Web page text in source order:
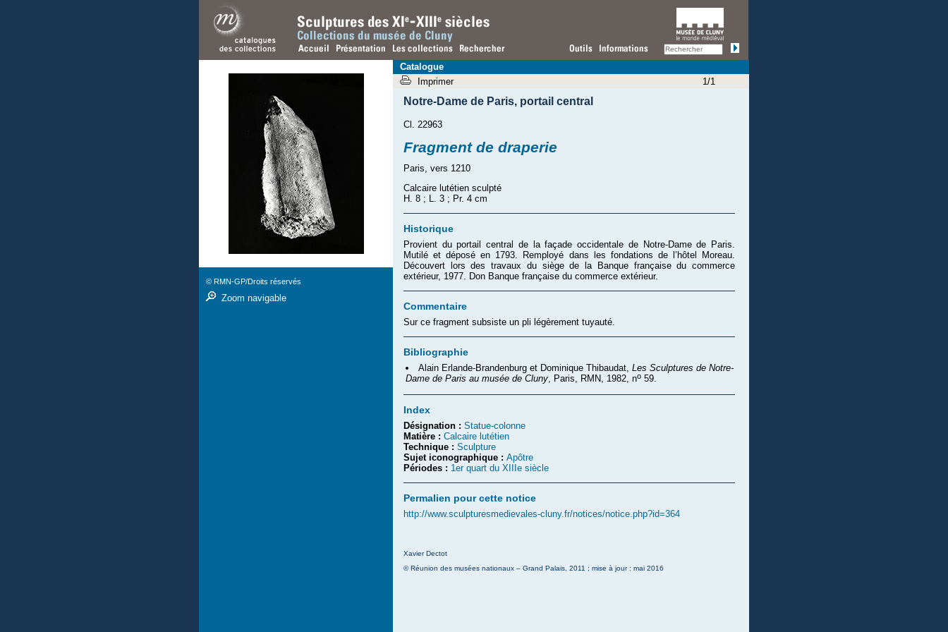
Notre-Dame de Paris, portail central
Cl. 22963
Fragment de draperie
Paris, vers 1210
Calcaire lutétien sculpté
H. 8 ; L. 3 ; Pr. 4 cm
Historique
Provient du portail central de la façade occidentale de Notre-Dame de Paris.
Mutilé et déposé en 1793. Remployé dans les fondations de l’hôtel Moreau.
Découvert lors des travaux du siège de la Banque française du commerce
extérieur, 1977. Don Banque française du commerce extérieur.
Commentaire
Sur ce fragment subsiste un pli légèrement tuyauté.
Bibliographie
Alain Erlande-Brandenburg et Dominique Thibaudat, Les Sculptures de Notre-
Dame de Paris au musée de Cluny , Paris, RMN, 1982, no 59.
Index
Désignation : Statue-colonne
Matière : Calcaire lutétien
Technique : Sculpture
Sujet iconographique : Apôtre
Périodes : 1er quart du XIIIe siècle
Permalien pour cette notice
http://www.sculpturesmedievales-cluny.fr/notices/notice.php?id=364
Xavier Dectot
© Réunion des musées nationaux – Grand Palais, 2011 ; mise à jour : mai 2016
© RMN-GP/Droits réservés
Zoom navigable
Catalogue
Imprimer
1/1